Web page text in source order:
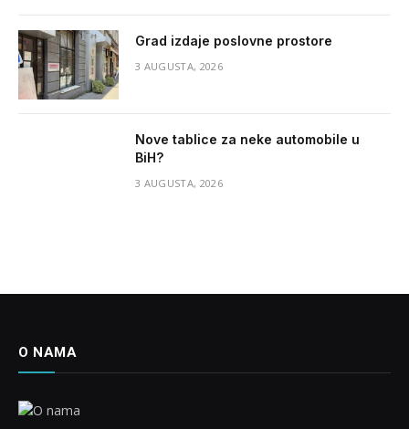
Grad izdaje poslovne prostore
3 AUGUSTA, 2026
Nove tablice za neke automobile u
BiH?
3 AUGUSTA, 2026
O NAMA